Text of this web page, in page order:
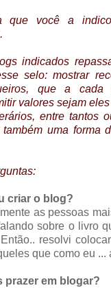
que você a
indicados
selo: mostrar
, que a cada
valores sejam
entre tantos
uma forma
criar o blog?
as pessoas
sobre o livro
resolvi
que como eu ...
prazer em blogar?